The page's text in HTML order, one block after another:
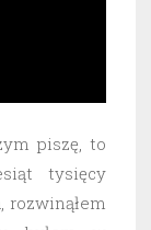
piszę, to
tysięcy
rozwinąłem